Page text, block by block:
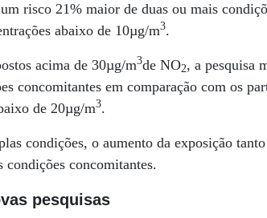
risco 21% maior de duas ou mais
abaixo de 10µg/m3.
acima de 30µg/m3de NO2, a pesquisa
concomitantes em comparação com os
de 20µg/m3.
condições, o aumento da exposição
condições concomitantes.
pesquisas